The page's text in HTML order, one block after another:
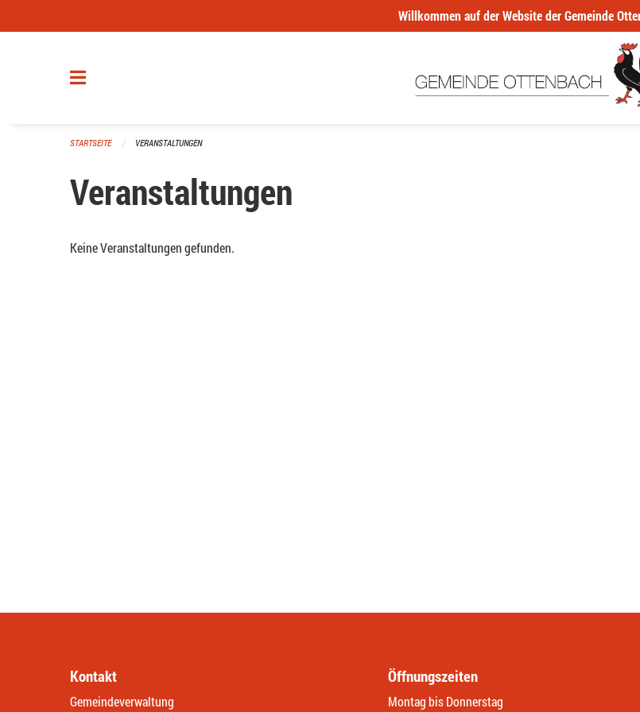
Willkommen auf der Website der Gemeinde
STARTSEITE VERANSTALTUNGEN
Veranstaltungen
Keine Veranstaltungen gefunden.
Kontakt
Gemeindeverwaltung
Öffnungszeiten
Montag bis Donnerstag